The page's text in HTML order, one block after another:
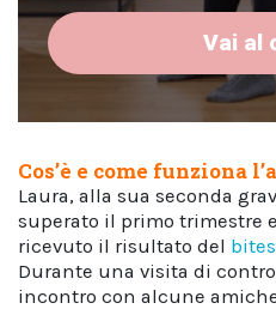
Vai al
Cos’è e come funziona
Laura, alla sua seconda
superato il primo trimestre
ricevuto il risultato del
Durante una visita di
incontro con alcune